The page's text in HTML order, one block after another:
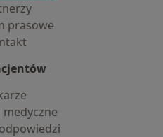
prasowe
medyczne